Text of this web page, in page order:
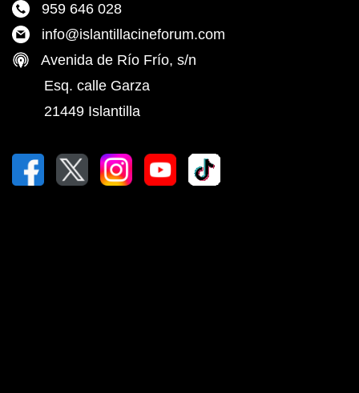
959 646 028
info@islantillacineforum.com
Avenida de Río Frío, s/n
Esq. calle Garza
21449 Islantilla